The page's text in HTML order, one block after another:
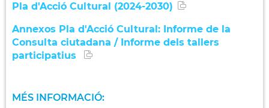
Pla d'Acció Cultural (2024-2030)
Annexos Pla d'Acció Cultural: Informe de la
Consulta ciutadana / Informe dels tallers
participatius
MÉS INFORMACIÓ: